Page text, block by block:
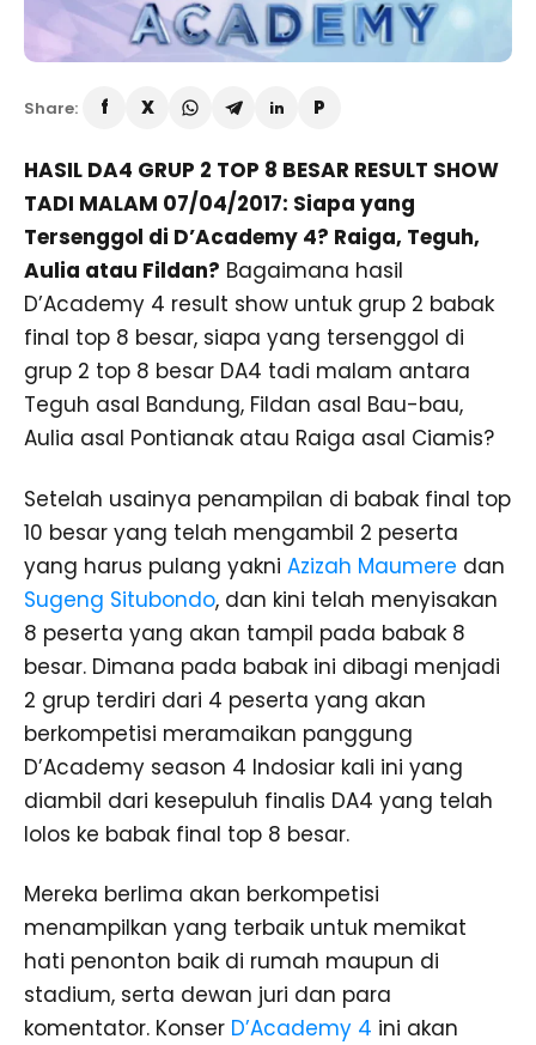
Share:
HASIL DA4 GRUP 2 TOP 8 BESAR RESULT SHOW
TADI MALAM 07/04/2017: Siapa yang
Tersenggol di D’Academy 4? Raiga, Teguh,
Aulia atau Fildan? Bagaimana hasil
D’Academy 4 result show untuk grup 2 babak
final top 8 besar, siapa yang tersenggol di
grup 2 top 8 besar DA4 tadi malam antara
Teguh asal Bandung, Fildan asal Bau-bau,
Aulia asal Pontianak atau Raiga asal Ciamis?
Setelah usainya penampilan di babak final top
10 besar yang telah mengambil 2 peserta
yang harus pulang yakni Azizah Maumere dan
Sugeng Situbondo, dan kini telah menyisakan
8 peserta yang akan tampil pada babak 8
besar. Dimana pada babak ini dibagi menjadi
2 grup terdiri dari 4 peserta yang akan
berkompetisi meramaikan panggung
D’Academy season 4 Indosiar kali ini yang
diambil dari kesepuluh finalis DA4 yang telah
lolos ke babak final top 8 besar.
Mereka berlima akan berkompetisi
menampilkan yang terbaik untuk memikat
hati penonton baik di rumah maupun di
stadium, serta dewan juri dan para
komentator. Konser D’Academy 4 ini akan